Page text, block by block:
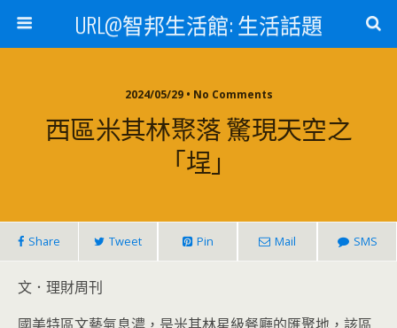
URL@智邦生活館: 生活話題
2024/05/29 • No Comments
西區米其林聚落 驚現天空之
「埕」
Share Tweet Pin Mail SMS
文．理財周刊